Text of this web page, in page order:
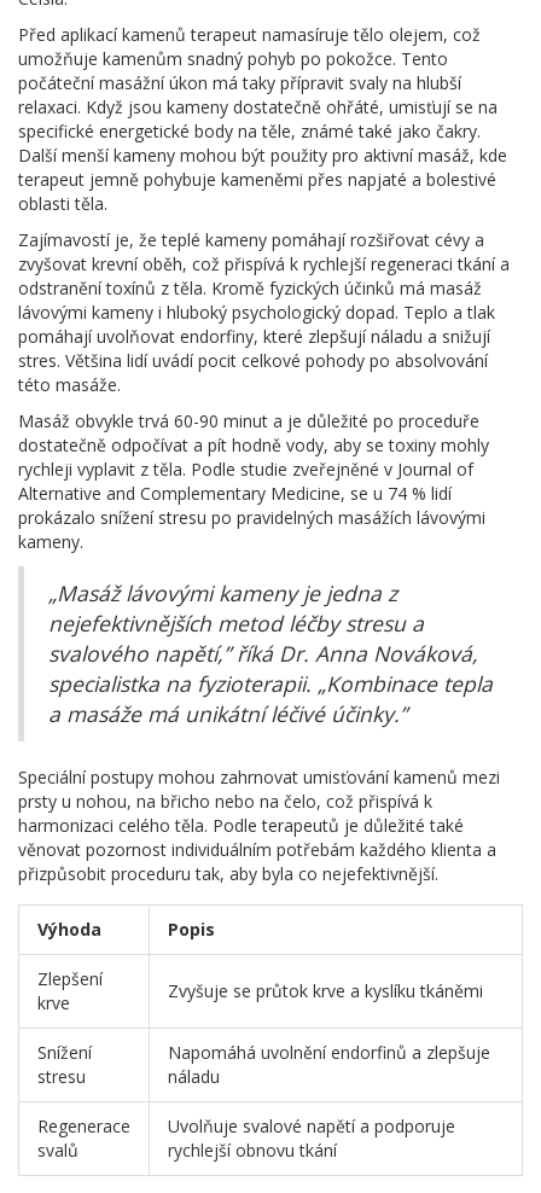
Před aplikací kamenů terapeut namasíruje tělo olejem, což
umožňuje kamenům snadný pohyb po pokožce. Tento
počáteční masážní úkon má taky přípravit svaly na hlubší
relaxaci. Když jsou kameny dostatečně ohřáté, umisťují se na
specifické energetické body na těle, známé také jako čakry.
Další menší kameny mohou být použity pro aktivní masáž, kde
terapeut jemně pohybuje kameněmi přes napjaté a bolestivé
oblasti těla.
Zajímavostí je, že teplé kameny pomáhají rozšiřovat cévy a
zvyšovat krevní oběh, což přispívá k rychlejší regeneraci tkání a
odstranění toxínů z těla. Kromě fyzických účinků má masáž
lávovými kameny i hluboký psychologický dopad. Teplo a tlak
pomáhají uvolňovat endorfiny, které zlepšují náladu a snižují
stres. Většina lidí uvádí pocit celkové pohody po absolvování
této masáže.
Masáž obvykle trvá 60-90 minut a je důležité po proceduře
dostatečně odpočívat a pít hodně vody, aby se toxiny mohly
rychleji vyplavit z těla. Podle studie zveřejněné v Journal of
Alternative and Complementary Medicine, se u 74 % lidí
prokázalo snížení stresu po pravidelných masážích lávovými
kameny.
„Masáž lávovými kameny je jedna z
nejefektivnějších metod léčby stresu a
svalového napětí,” říká Dr. Anna Nováková,
specialistka na fyzioterapii. „Kombinace tepla
a masáže má unikátní léčivé účinky.”
Speciální postupy mohou zahrnovat umisťování kamenů mezi
prsty u nohou, na břicho nebo na čelo, což přispívá k
harmonizaci celého těla. Podle terapeutů je důležité také
věnovat pozornost individuálním potřebám každého klienta a
přizpůsobit proceduru tak, aby byla co nejefektivnější.
Výhoda Popis
Zlepšení
krve
Zvyšuje se průtok krve a kyslíku tkáněmi
Snížení
stresu
Napomáhá uvolnění endorfinů a zlepšuje
náladu
Regenerace
svalů
Uvolňuje svalové napětí a podporuje
rychlejší obnovu tkání